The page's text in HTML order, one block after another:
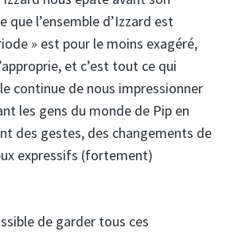
que l’ensemble d’Izzard est
» est pour le moins exagéré,
et c’est tout ce qui
continue de nous impressionner
les gens du monde de Pip en
des gestes, des changements de
expressifs (fortement)
de garder tous ces